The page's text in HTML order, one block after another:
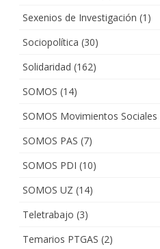
Sexenios de Investigación (1)
Sociopolítica (30)
Solidaridad (162)
SOMOS (14)
SOMOS Movimientos Sociales
SOMOS PAS (7)
SOMOS PDI (10)
SOMOS UZ (14)
Teletrabajo (3)
Temarios PTGAS (2)